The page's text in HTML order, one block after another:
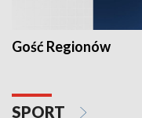
Gość Regionów
SPORT